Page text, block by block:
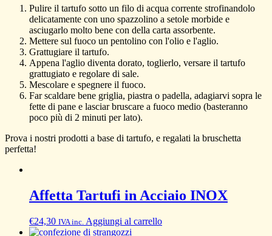
Pulire il tartufo sotto un filo di acqua corrente strofinandolo
delicatamente con uno spazzolino a setole morbide e
asciugarlo molto bene con della carta assorbente.
Mettere sul fuoco un pentolino con l'olio e l'aglio.
Grattugiare il tartufo.
Appena l'aglio diventa dorato, toglierlo, versare il tartufo
grattugiato e regolare di sale.
Mescolare e spegnere il fuoco.
Far scaldare bene griglia, piastra o padella, adagiarvi sopra le
fette di pane e lasciar bruscare a fuoco medio (basteranno
poco più di 2 minuti per lato).
Prova i nostri prodotti a base di tartufo, e regalati la bruschetta
perfetta!
Affetta Tartufi in Acciaio INOX
€24,30 IVA inc. Aggiungi al carrello